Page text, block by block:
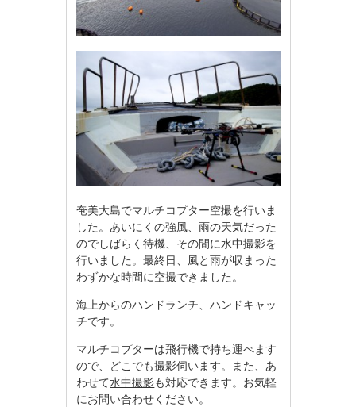
奄美大島でマルチコプター空撮を行いま
した。あいにくの強風、雨の天気だった
のでしばらく待機、その間に水中撮影を
行いました。最終日、風と雨が収まった
わずかな時間に空撮できました。
海上からのハンドランチ、ハンドキャッ
チです。
マルチコプターは飛行機で持ち運べます
ので、どこでも撮影伺います。また、あ
わせて水中撮影も対応できます。お気軽
にお問い合わせください。